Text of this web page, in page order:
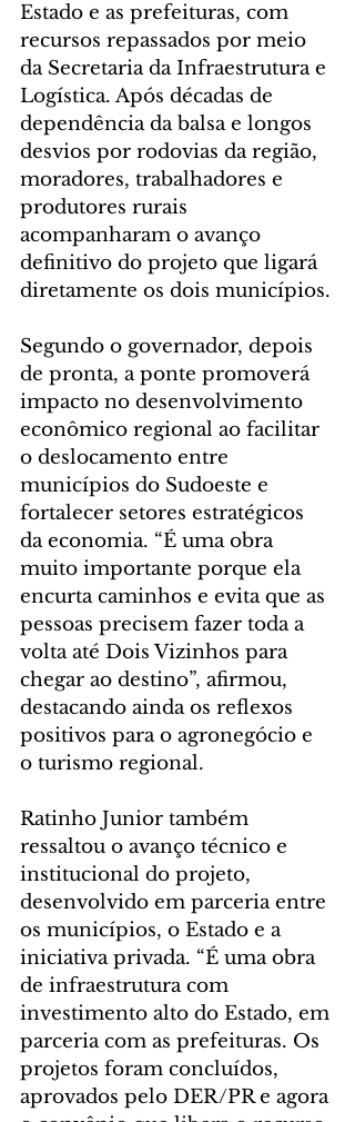
Estado e as prefeituras, com
recursos repassados por meio
da Secretaria da Infraestrutura e
Logística. Após décadas de
dependência da balsa e longos
desvios por rodovias da região,
moradores, trabalhadores e
produtores rurais
acompanharam o avanço
definitivo do projeto que ligará
diretamente os dois municípios.
Segundo o governador, depois
de pronta, a ponte promoverá
impacto no desenvolvimento
econômico regional ao facilitar
o deslocamento entre
municípios do Sudoeste e
fortalecer setores estratégicos
da economia. “É uma obra
muito importante porque ela
encurta caminhos e evita que as
pessoas precisem fazer toda a
volta até Dois Vizinhos para
chegar ao destino”, afirmou,
destacando ainda os reflexos
positivos para o agronegócio e
o turismo regional.
Ratinho Junior também
ressaltou o avanço técnico e
institucional do projeto,
desenvolvido em parceria entre
os municípios, o Estado e a
iniciativa privada. “É uma obra
de infraestrutura com
investimento alto do Estado, em
parceria com as prefeituras. Os
projetos foram concluídos,
aprovados pelo DER/PR e agora